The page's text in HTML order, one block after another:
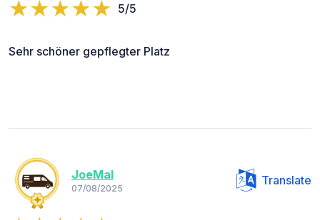
5/5
Sehr schöner gepflegter Platz
JoeMal
07/08/2025
Translate